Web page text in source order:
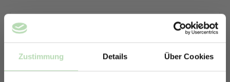
Zustimmung Details Über Cookies